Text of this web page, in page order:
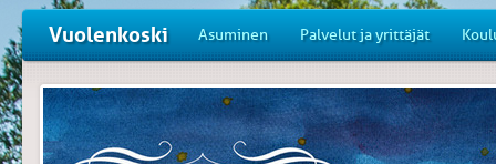
Vuolenkoski Asuminen Palvelut ja yrittäjät